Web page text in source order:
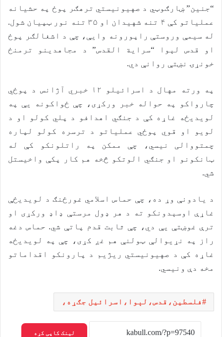
“جنین” ښارګوټي د صهیونیستي ترهګر پوځ په حشیانه
عملیاتو کې ۴ تنه شهیدان او ۳۵ تنه نور ټپیان شول.
له سیمې وروستې راپورونه وایې، چې د اشغالګر پوځ
او قدس لېوا “سرایة القدس” د مجاهدینو ترمنځ
خونړۍ نښتې روانې دي.
په ورته مهال د اسرائیلو ۱۲ خبري آژانس د پوځي
چارواکو په حواله خبر ورکړی، چې ځواکونه یې په
لویدیځه غاړه کې د جنګي اهدافو د پلي کولو او د
لویو او قوي پوځي عملیاتو د ترسره کولو لپاره
چمتووالی نیسي، چې ممکن په راتلونکو کې له
ټانکونو او جنګي الوتکو څخه هم کار پکې واخیستل
شي.
د یادونې وړ ده، چې حماس اسلامي غورځنګ د لویدیځې
غاړې اوسېدونکو ته د هر ډول مرستې ډاډ ورکړی او
ترې غوښتې یې دي، چې ثابت قدم پاتې شي. حماس دغه
راز په نړیوالې ټولنې هم غږ کړی، چې په لویدیځه
غاړه کې د صهیونیستي ريژیم د پارونکو اقداماتو
مخه دې ونیسي.
فلسطین،قدس،لېوا،اسرائیل جګړه،
لینک کاپی کړه